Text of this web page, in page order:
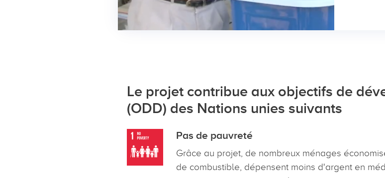
Le projet contribue aux objectifs de
(ODD) des Nations unies suivants
Pas de pauvreté
Grâce au projet, de nombreux ménages
de combustible, dépensent moins d'argent en